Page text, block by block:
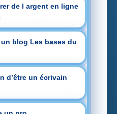
de l argent en ligne
blog Les bases du
d’être un écrivain